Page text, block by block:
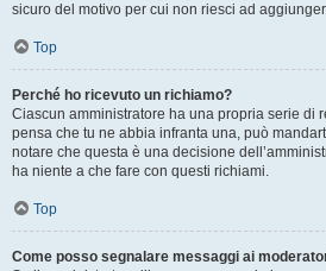
sicuro del motivo per cui non riesci ad
Top
Perché ho ricevuto un richiamo?
Ciascun amministratore ha una propria serie di
pensa che tu ne abbia infranta una, può
notare che questa è una decisione
ha niente a che fare con questi richiami.
Top
Come posso segnalare messaggi ai